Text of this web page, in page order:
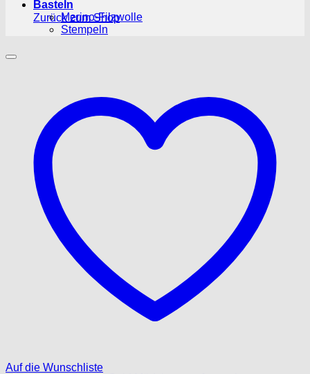
Zurück zum Shop
Basteln
Merino-Filzwolle
Stempeln
Auf die Wunschliste